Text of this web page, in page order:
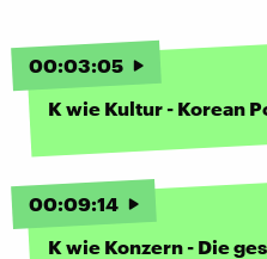
00:03:05
K wie Kultur - Korean
00:09:14
K wie Konzern - Die